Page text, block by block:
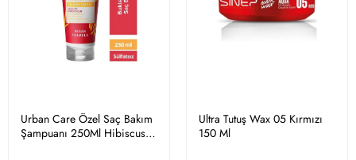
Urban Care Özel Saç Bakım
Şampuanı 250Ml Hibiscus &
Ultra Tutuş Wax 05 Kırmızı
150 Ml